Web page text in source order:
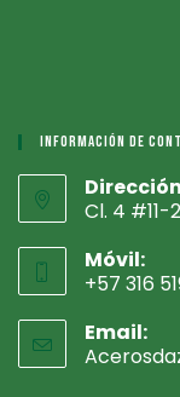
Información De
Cl. 4
Móvil:
+57 316
Email: